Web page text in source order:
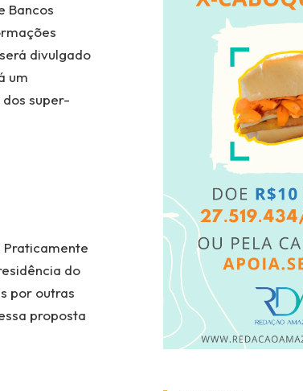
Bancos
divulgado
um
super-
Praticamente
do
por outras
proposta